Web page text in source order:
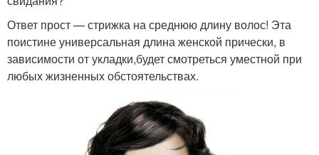
Ответ прост — стрижка на среднюю длину волос! Эта
поистине универсальная длина женской прически, в
зависимости от укладки,будет смотреться уместной при
любых жизненных обстоятельствах.